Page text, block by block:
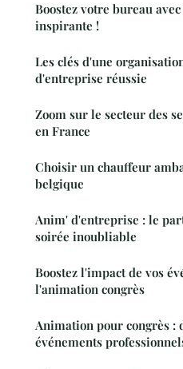
Boostez votre bureau
inspirante !
Les clés d'une
d'entreprise réussie
Zoom sur le secteur des
en France
Choisir un chauffeur
belgique
Anim' d'entreprise : le
soirée inoubliable
Boostez l'impact de vos
l'animation congrès
Animation pour congrès :
événements